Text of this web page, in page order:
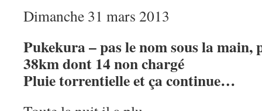
Dimanche 31 mars 2013
Pukekura – pas le nom sous la main,
38km dont 14 non chargé
Pluie torrentielle et ça continue…